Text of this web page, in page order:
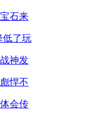
石来
低了玩
神发
悍不
会传